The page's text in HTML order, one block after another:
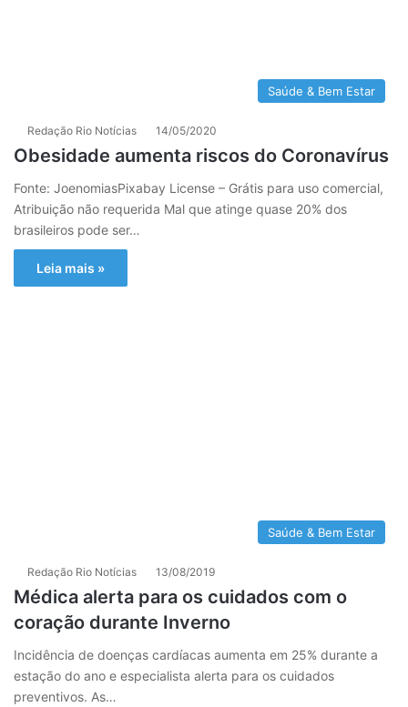
Saúde & Bem Estar
Redação Rio Notícias 14/05/2020
Obesidade aumenta riscos do Coronavírus
Fonte: JoenomiasPixabay License – Grátis para uso comercial,
Atribuição não requerida Mal que atinge quase 20% dos
brasileiros pode ser…
Leia mais »
Saúde & Bem Estar
Redação Rio Notícias 13/08/2019
Médica alerta para os cuidados com o
coração durante Inverno
Incidência de doenças cardíacas aumenta em 25% durante a
estação do ano e especialista alerta para os cuidados
preventivos. As…